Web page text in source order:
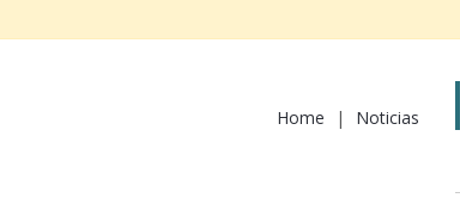
Home | Noticias